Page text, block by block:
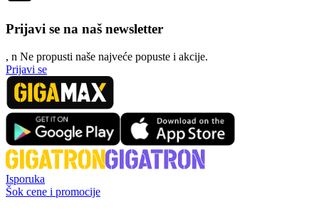
Prijavi se na naš newsletter
, n Ne propusti naše najveće popuste i akcije.
Prijavi se
Isporuka
Šok cene i promocije